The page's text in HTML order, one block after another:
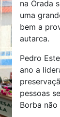
na Orada
uma
bem a
autarca.
Pedro
ano a
pessoas
Borba não